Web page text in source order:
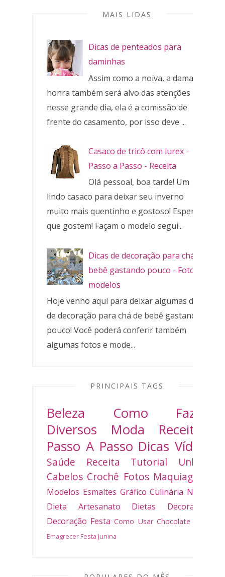
MAIS LIDAS
Dicas de penteados para
daminhas
Assim como a noiva, a dama de
honra também será alvo das atenções
nesse grande dia, ela é a comissão de
frente do casamento, por isso deve ...
Casaco de tricô com lurex -
Passo a Passo - Receita
Olá pessoal, boa tarde! Um
lindo casaco para deixar seu inverno
muito mais quentinho e gostoso! Espero
que gostem! Façam o modelo segui...
Dicas de decoração para chá de
bebê gastando pouco - Fotos e
modelos
Hoje venho aqui para deixar algumas dicas
de decoração para chá de bebê gastando
pouco! Você poderá conferir também
algumas fotos e mode...
PRINCIPAIS TAGS
Beleza
Como Fazer
Diversos
Moda
Receitas
Passo A Passo Dicas Vídeo
Saúde Receita Tutorial
Unhas
Cabelos Crochê Fotos Maquiagem
Modelos Esmaltes Gráfico Culinária Natal
Dieta
Artesanato Dietas
Decoradas
Decoração Festa Como Usar Chocolate
Emagrecer Festa Junina